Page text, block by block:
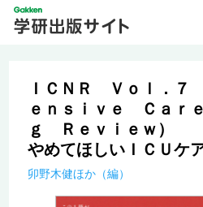
ＩＣＮＲ Ｖｏｌ．７
ｅｎｓｉｖｅ Ｃａｒ
ｇ Ｒｅｖｉｅｗ）
やめてほしいＩＣＵケ
卯野木健ほか（編）